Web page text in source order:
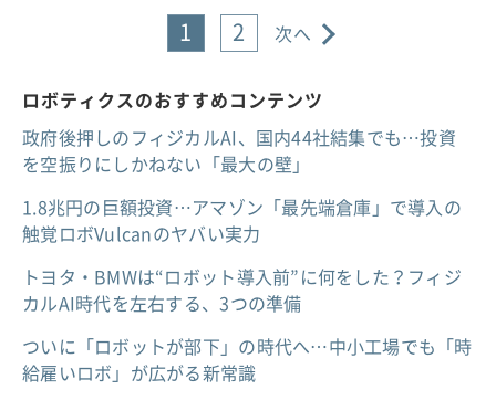
1 2 次へ
ロボティクスのおすすめコンテンツ
政府後押しのフィジカルAI、国内44社結集でも…投資
を空振りにしかねない「最大の壁」
1.8兆円の巨額投資…アマゾン「最先端倉庫」で導入の
触覚ロボVulcanのヤバい実力
トヨタ・BMWは“ロボット導入前”に何をした？フィジ
カルAI時代を左右する、3つの準備
ついに「ロボットが部下」の時代へ…中小工場でも「時
給雇いロボ」が広がる新常識